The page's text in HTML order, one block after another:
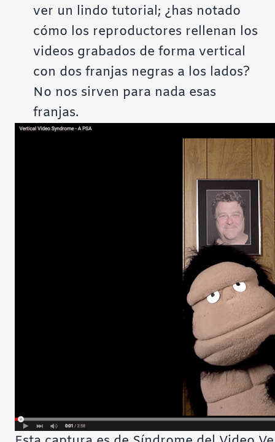
ver un lindo tutorial; ¿has notado
cómo los reproductores rellenan los
videos grabados de forma vertical
con dos franjas negras a los lados?
No nos sirven para nada esas
franjas.